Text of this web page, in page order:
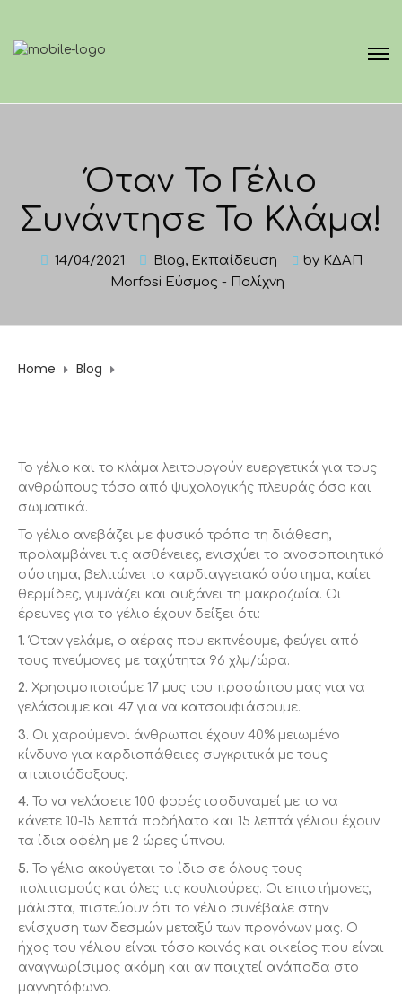
Όταν Το Γέλιο
Συνάντησε Το Κλάμα!
14/04/2021 Blog, Εκπαίδευση by ΚΔΑΠ
Morfosi Εύσμος - Πολίχνη
Home Blog
Το γέλιο και το κλάμα λειτουργούν ευεργετικά για τους
ανθρώπους τόσο από ψυχολογικής πλευράς όσο και
σωματικά.
Το γέλιο ανεβάζει με φυσικό τρόπο τη διάθεση,
προλαμβάνει τις ασθένειες, ενισχύει το ανοσοποιητικό
σύστημα, βελτιώνει το καρδιαγγειακό σύστημα, καίει
θερμίδες, γυμνάζει και αυξάνει τη μακροζωία. Οι
έρευνες για το γέλιο έχουν δείξει ότι:
1. Όταν γελάμε, ο αέρας που εκπνέουμε, φεύγει από
τους πνεύμονες με ταχύτητα 96 χλμ/ώρα.
2. Χρησιμοποιούμε 17 μυς του προσώπου μας για να
γελάσουμε και 47 για να κατσουφιάσουμε.
3. Οι χαρούμενοι άνθρωποι έχουν 40% μειωμένο
κίνδυνο για καρδιοπάθειες συγκριτικά με τους
απαισιόδοξους.
4. Το να γελάσετε 100 φορές ισοδυναμεί με το να
κάνετε 10-15 λεπτά ποδήλατο και 15 λεπτά γέλιου έχουν
τα ίδια οφέλη με 2 ώρες ύπνου.
5. Το γέλιο ακούγεται το ίδιο σε όλους τους
πολιτισμούς και όλες τις κουλτούρες. Οι επιστήμονες,
μάλιστα, πιστεύουν ότι το γέλιο συνέβαλε στην
ενίσχυση των δεσμών μεταξύ των προγόνων μας. Ο
ήχος του γέλιου είναι τόσο κοινός και οικείος που είναι
αναγνωρίσιμος ακόμη και αν παιχτεί ανάποδα στο
μαγνητόφωνο.